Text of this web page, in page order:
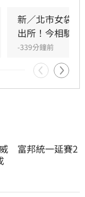
切死因。據
屬對其懷孕一
入調查中，釐
相關單位也呼
狀況。
新／北市女袋
出所！今相驗到
-339分鐘前
　富邦統一延賽2